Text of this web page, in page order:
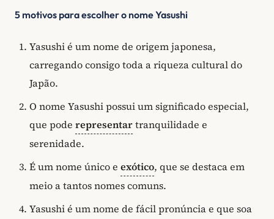
5 motivos para escolher o nome Yasushi
Yasushi é um nome de origem japonesa,
carregando consigo toda a riqueza cultural do
Japão.
O nome Yasushi possui um significado especial,
que pode representartranquilidade e
serenidade.
É um nome único e exótico, que se destaca em
meio a tantos nomes comuns.
Yasushi é um nome de fácil pronúncia e que soa